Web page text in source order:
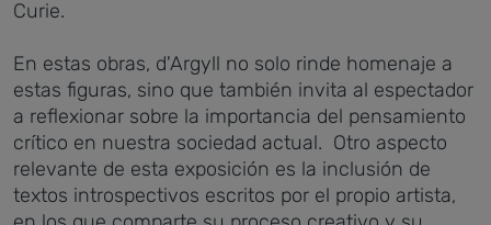
Curie.
En estas obras, d'Argyll no solo rinde homenaje a
estas figuras, sino que también invita al espectador
a reflexionar sobre la importancia del pensamiento
crítico en nuestra sociedad actual. Otro aspecto
relevante de esta exposición es la inclusión de
textos introspectivos escritos por el propio artista,